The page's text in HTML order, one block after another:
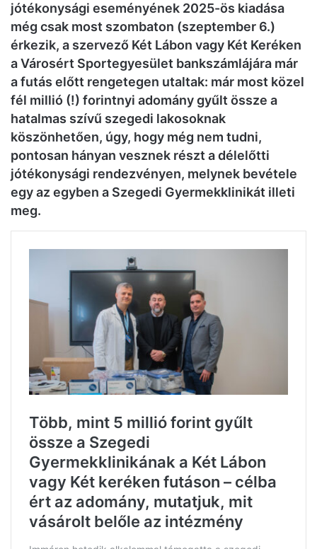
jótékonysági eseményének 2025-ös kiadása
még csak most szombaton (szeptember 6.)
érkezik, a szervező Két Lábon vagy Két Keréken
a Városért Sportegyesület bankszámlájára már
a futás előtt rengetegen utaltak: már most közel
fél millió (!) forintnyi adomány gyűlt össze a
hatalmas szívű szegedi lakosoknak
köszönhetően, úgy, hogy még nem tudni,
pontosan hányan vesznek részt a délelőtti
jótékonysági rendezvényen, melynek bevétele
egy az egyben a Szegedi Gyermekklinikát illeti
meg.